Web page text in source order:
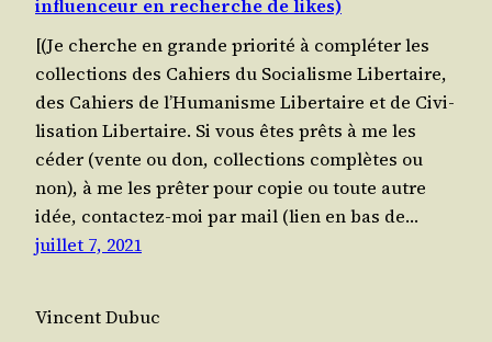
influenceur en recherche de likes)
[(Je cherche en grande prio­ri­té à com­plé­ter les
col­lec­tions des Cahiers du Socia­lisme Liber­taire,
des Cahiers de l’Humanisme Liber­taire et de Civi­
li­sa­tion Liber­taire. Si vous êtes prêts à me les
céder (vente ou don, col­lec­tions com­plètes ou
non), à me les prê­ter pour copie ou toute autre
idée, contac­tez-moi par mail (lien en bas de…
juillet 7, 2021
Vincent Dubuc